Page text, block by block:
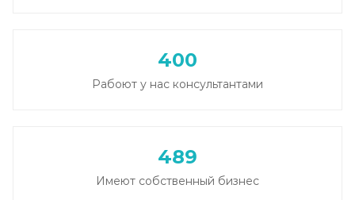
400
Рабоют у нас консультантами
489
Имеют собственный бизнес